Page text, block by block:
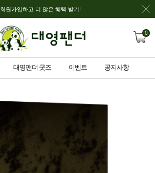
회원가입하고 더 많은 혜택 받기!
0
대영팬더 굿즈 이벤트 공지사항